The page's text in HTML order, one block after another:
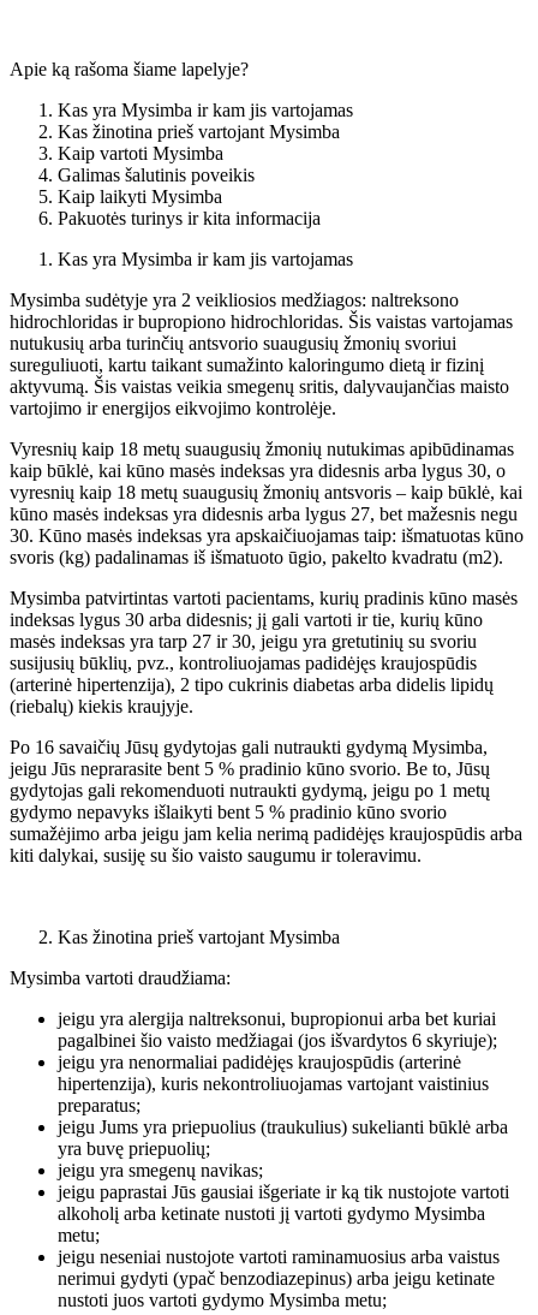
Apie ką rašoma šiame lapelyje?
Kas yra Mysimba ir kam jis vartojamas
Kas žinotina prieš vartojant Mysimba
Kaip vartoti Mysimba
Galimas šalutinis poveikis
Kaip laikyti Mysimba
Pakuotės turinys ir kita informacija
Kas yra Mysimba ir kam jis vartojamas
Mysimba sudėtyje yra 2 veikliosios medžiagos: naltreksono
hidrochloridas ir bupropiono hidrochloridas. Šis vaistas vartojamas
nutukusių arba turinčių antsvorio suaugusių žmonių svoriui
sureguliuoti, kartu taikant sumažinto kaloringumo dietą ir fizinį
aktyvumą. Šis vaistas veikia smegenų sritis, dalyvaujančias maisto
vartojimo ir energijos eikvojimo kontrolėje.
Vyresnių kaip 18 metų suaugusių žmonių nutukimas apibūdinamas
kaip būklė, kai kūno masės indeksas yra didesnis arba lygus 30, o
vyresnių kaip 18 metų suaugusių žmonių antsvoris – kaip būklė, kai
kūno masės indeksas yra didesnis arba lygus 27, bet mažesnis negu
30. Kūno masės indeksas yra apskaičiuojamas taip: išmatuotas kūno
svoris (kg) padalinamas iš išmatuoto ūgio, pakelto kvadratu (m2).
Mysimba patvirtintas vartoti pacientams, kurių pradinis kūno masės
indeksas lygus 30 arba didesnis; jį gali vartoti ir tie, kurių kūno
masės indeksas yra tarp 27 ir 30, jeigu yra gretutinių su svoriu
susijusių būklių, pvz., kontroliuojamas padidėjęs kraujospūdis
(arterinė hipertenzija), 2 tipo cukrinis diabetas arba didelis lipidų
(riebalų) kiekis kraujyje.
Po 16 savaičių Jūsų gydytojas gali nutraukti gydymą Mysimba,
jeigu Jūs neprarasite bent 5 % pradinio kūno svorio. Be to, Jūsų
gydytojas gali rekomenduoti nutraukti gydymą, jeigu po 1 metų
gydymo nepavyks išlaikyti bent 5 % pradinio kūno svorio
sumažėjimo arba jeigu jam kelia nerimą padidėjęs kraujospūdis arba
kiti dalykai, susiję su šio vaisto saugumu ir toleravimu.
Kas žinotina prieš vartojant Mysimba
Mysimba vartoti draudžiama:
jeigu yra alergija naltreksonui, bupropionui arba bet kuriai
pagalbinei šio vaisto medžiagai (jos išvardytos 6 skyriuje);
jeigu yra nenormaliai padidėjęs kraujospūdis (arterinė
hipertenzija), kuris nekontroliuojamas vartojant vaistinius
preparatus;
jeigu Jums yra priepuolius (traukulius) sukelianti būklė arba
yra buvę priepuolių;
jeigu yra smegenų navikas;
jeigu paprastai Jūs gausiai išgeriate ir ką tik nustojote vartoti
alkoholį arba ketinate nustoti jį vartoti gydymo Mysimba
metu;
jeigu neseniai nustojote vartoti raminamuosius arba vaistus
nerimui gydyti (ypač benzodiazepinus) arba jeigu ketinate
nustoti juos vartoti gydymo Mysimba metu;